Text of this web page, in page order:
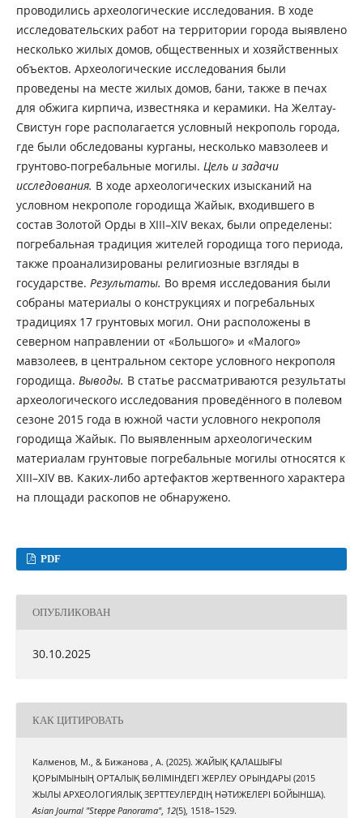
проводились археологические исследования. В ходе
исследовательских работ на территории города выявлено
несколько жилых домов, общественных и хозяйственных
объектов. Археологические исследования были
проведены на месте жилых домов, бани, также в печах
для обжига кирпича, известняка и керамики. На Желтау-
Свистун горе располагается условный некрополь города,
где были обследованы курганы, несколько мавзолеев и
грунтово-погребальные могилы. Цель и задачи
исследования. В ходе археологических изысканий на
условном некрополе городища Жайык, входившего в
состав Золотой Орды в XIII–XIV веках, были определены:
погребальная традиция жителей городища того периода,
также проанализированы религиозные взгляды в
государстве. Результаты. Во время исследования были
собраны материалы о конструкциях и погребальных
традициях 17 грунтовых могил. Они расположены в
северном направлении от «Большого» и «Малого»
мавзолеев, в центральном секторе условного некрополя
городища. Выводы. В статье рассматриваются результаты
археологического исследования проведённого в полевом
сезоне 2015 года в южной части условного некрополя
городища Жайык. По выявленным археологическим
материалам грунтовые погребальные могилы относятся к
XIII–XIV вв. Каких-либо артефактов жертвенного характера
на площади раскопов не обнаружено.
PDF
ОПУБЛИКОВАН
30.10.2025
КАК ЦИТИРОВАТЬ
Калменов, М., & Бижанова , А. (2025). ЖАЙЫҚ ҚАЛАШЫҒЫ
ҚОРЫМЫНЫҢ ОРТАЛЫҚ БӨЛІМІНДЕГІ ЖЕРЛЕУ ОРЫНДАРЫ (2015
ЖЫЛЫ АРХЕОЛОГИЯЛЫҚ ЗЕРТТЕУЛЕРДІҢ НӘТИЖЕЛЕРІ БОЙЫНША).
Asian Journal "Steppe Panorama", 12(5), 1518–1529.